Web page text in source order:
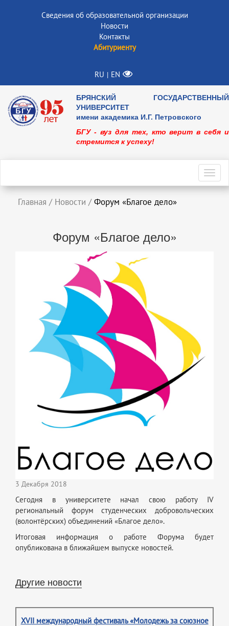
Сведения об образовательной организации
Новости
Контакты
Абитуриенту
RU | EN
БРЯНСКИЙ ГОСУДАРСТВЕННЫЙ
УНИВЕРСИТЕТ
имени академика И.Г. Петровского
БГУ - вуз для тех, кто верит в себя и
стремится к успеху!
Главная / Новости / Форум «Благое дело»
Форум «Благое дело»
3 Декабря 2018
Сегодня в университете начал свою работу IV
региональный форум студенческих добровольческих
(волонтёрских) объединений «Благое дело».
Итоговая информация о работе Форума будет
опубликована в ближайшем выпуске новостей.
Другие новости
XVII международный фестиваль «Молодежь за союзное